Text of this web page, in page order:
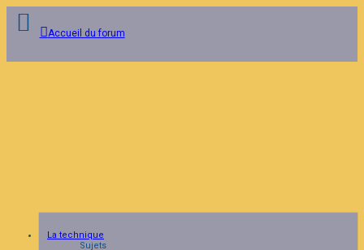
Accueil du forum
La technique
Sujets